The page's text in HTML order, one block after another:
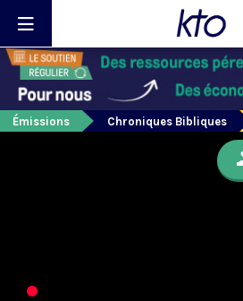
Émissions Chroniques Bibliques